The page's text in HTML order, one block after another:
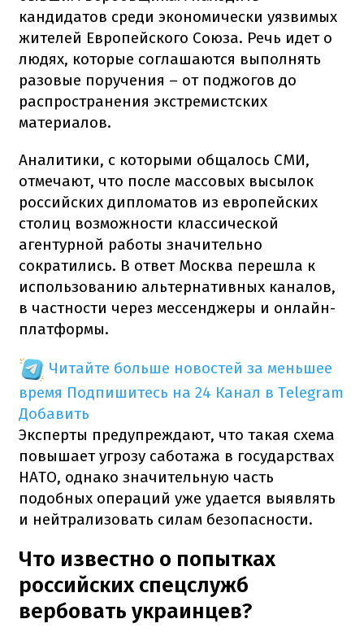
кандидатов среди экономически уязвимых
жителей Европейского Союза. Речь идет о
людях, которые соглашаются выполнять
разовые поручения – от поджогов до
распространения экстремистских
материалов.
Аналитики, с которыми общалось СМИ,
отмечают, что после массовых высылок
российских дипломатов из европейских
столиц возможности классической
агентурной работы значительно
сократились. В ответ Москва перешла к
использованию альтернативных каналов,
в частности через мессенджеры и онлайн-
платформы.
Читайте больше новостей за меньшее
время Подпишитесь на 24 Канал в Telegram
Добавить
Эксперты предупреждают, что такая схема
повышает угрозу саботажа в государствах
НАТО, однако значительную часть
подобных операций уже удается выявлять
и нейтрализовать силам безопасности.
Что известно о попытках
российских спецслужб
вербовать украинцев?